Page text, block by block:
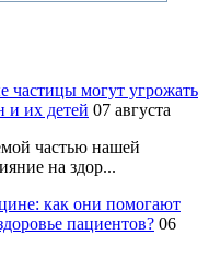
частицы могут угрожать
и их детей 07 августа
частью нашей
на здор...
как они помогают
пациентов? 06